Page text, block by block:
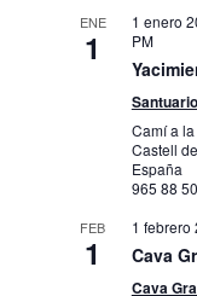
ENE
1
1 enero
PM
Camí a la
Castell
España
965 88
FEB
1
1 febrero
Cava
Cava